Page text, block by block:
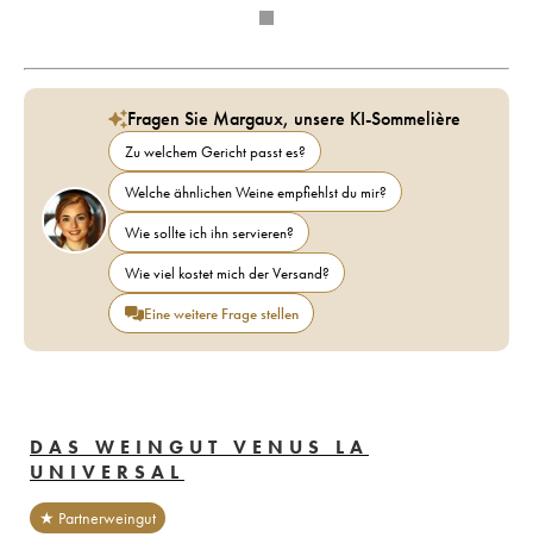
Fragen Sie Margaux, unsere KI-Sommelière
Zu welchem Gericht passt es?
Welche ähnlichen Weine empfiehlst du mir?
Wie sollte ich ihn servieren?
Wie viel kostet mich der Versand?
Eine weitere Frage stellen
DAS WEINGUT VENUS LA
UNIVERSAL
★ Partnerweingut